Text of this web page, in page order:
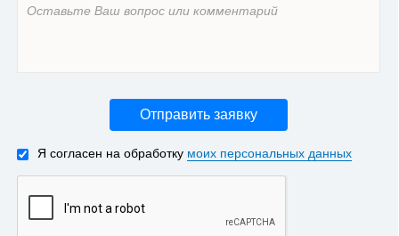
Отправить заявку
Я согласен на обработку моих персональных данных